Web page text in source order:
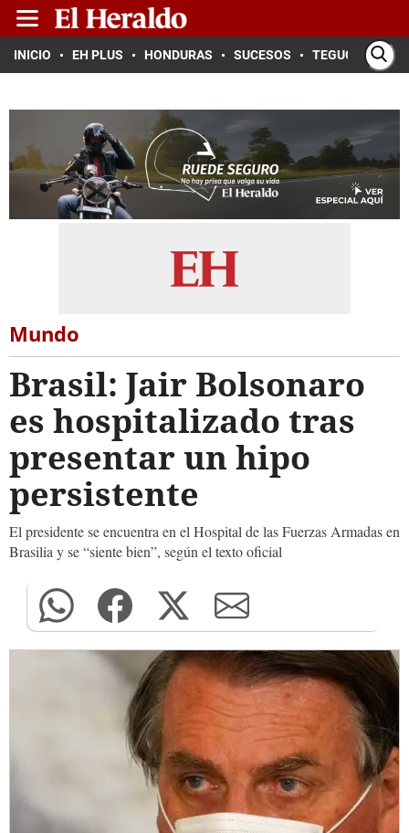
INICIO EH PLUS HONDURAS SUCESOS TEGUCIGALPA
Mundo
Brasil: Jair Bolsonaro
es hospitalizado tras
presentar un hipo
persistente
El presidente se encuentra en el Hospital de las Fuerzas Armadas en
Brasilia y se “siente bien”, según el texto oficial